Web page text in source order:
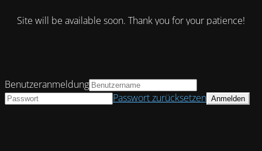
Site will be available soon. Thank you for your patience!
Benutzeranmeldung
Passwort zurücksetzen